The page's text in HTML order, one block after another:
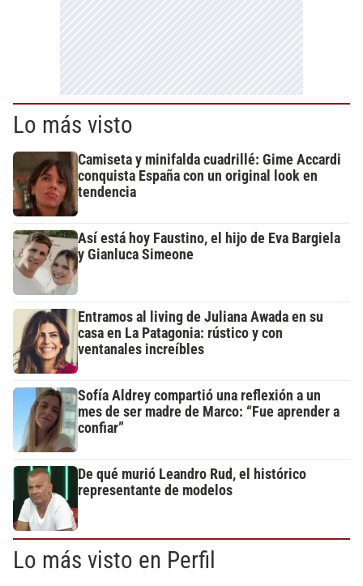
Lo más visto
Camiseta y minifalda cuadrillé: Gime Accardi
conquista España con un original look en
tendencia
Así está hoy Faustino, el hijo de Eva Bargiela
y Gianluca Simeone
Entramos al living de Juliana Awada en su
casa en La Patagonia: rústico y con
ventanales increíbles
Sofía Aldrey compartió una reflexión a un
mes de ser madre de Marco: “Fue aprender a
confiar”
De qué murió Leandro Rud, el histórico
representante de modelos
Lo más visto en Perfil